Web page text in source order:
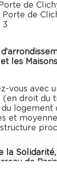
de
Porte de
3
les
vous avec
(en droit du
logement
et
la
de